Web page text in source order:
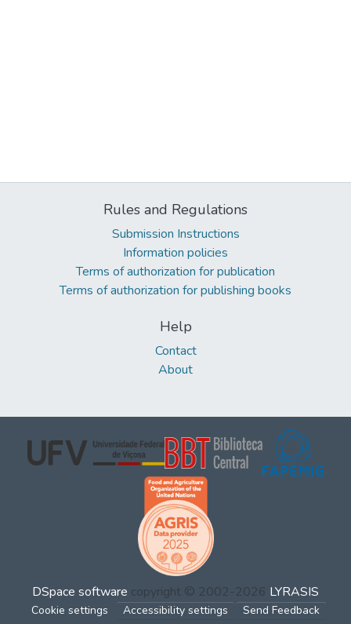
Rules and Regulations
Submission Instructions
Information policies
Terms of authorization for publication
Terms of authorization for publishing books
Help
Contact
About
DSpace software copyright © 2002-2026 LYRASIS
Cookie settings Accessibility settings Send Feedback